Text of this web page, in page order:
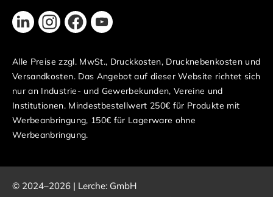
Alle Preise zzgl. MwSt., Druckkosten, Drucknebenkosten und
Versandkosten. Das Angebot auf dieser Website richtet sich
nur an Industrie- und Gewerbekunden, Vereine und
Institutionen. Mindestbestellwert 250€ für Produkte mit
Werbeanbringung, 150€ für Lagerware ohne
Werbeanbringung.
© 2024–2026 | Lerche: GmbH